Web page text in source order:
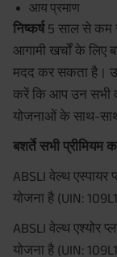
आय प्रमाण
निष्कर्ष5 साल से कम
आगामी खर्चों के
मदद कर सकता है।
करें कि आप उन सभी
योजनाओं के साथ-
बशर्ते सभी प्रीमियम
ABSLI वेल्थ एस्पायर
योजना है (UIN:
ABSLI वेल्थ एश्योर
योजना है (UIN: